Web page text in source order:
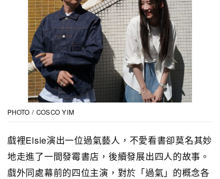
PHOTO / COSCO YIM
戲裡Elsie演出一位過氣藝人，不愛看書卻莫名其妙
地走進了一間發霉書店，後續發展出四人的故事。
戲外同處幕前的四位主演，對於「過氣」的概念各